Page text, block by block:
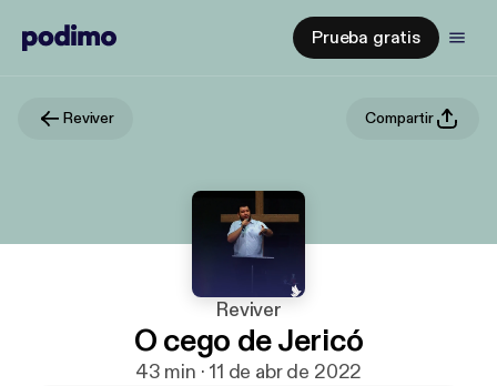
Prueba gratis
Reviver Compartir
Reviver
O cego de Jericó
43 min · 11 de abr de 2022